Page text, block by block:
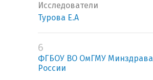
Исследователи
Турова Е.А
6
ФГБОУ ВО ОмГМУ Минздрава
России